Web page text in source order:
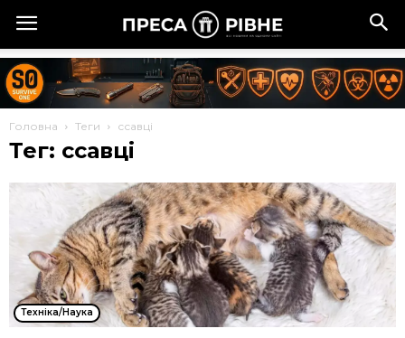
Головна Теги ссавці
Тег: ссавці
Техніка/Наука